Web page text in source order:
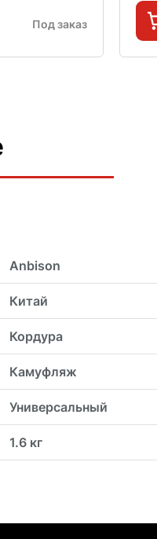
Под заказ
Anbison
Китай
Кордура
Камуфляж
Универсальный
1.6 кг